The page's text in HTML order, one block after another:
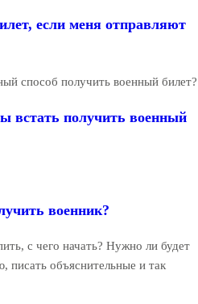
если меня отправляют
способ получить военный билет?
встать получить военный
военник?
с чего начать? Нужно ли будет
писать объяснительные и так